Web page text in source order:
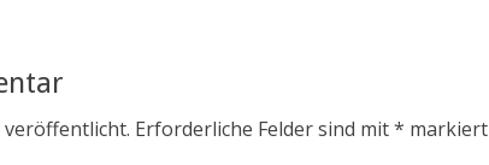
veröffentlicht. Erforderliche Felder sind mit* markiert